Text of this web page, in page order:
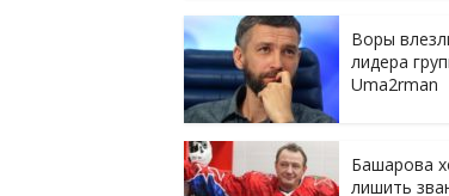
Воры
лидера
Uma2rman
Башарова
лишить